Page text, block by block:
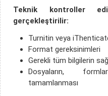
Teknik kontroller
gerçekleştirilir:
Turnitin veya
Format gereksinimleri
Gerekli tüm bilgilerin
Dosyaların,
tamamlanması